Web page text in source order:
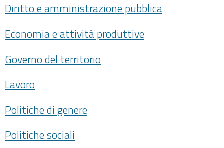
Diritto e amministrazione pubblica
Economia e attività produttive
Governo del territorio
Lavoro
Politiche di genere
Politiche sociali